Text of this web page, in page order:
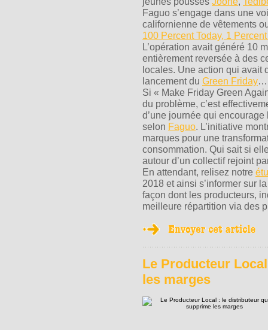
Faguo s’engage dans une
californienne de vêtements
100 Percent Today, 1
L’opération avait généré 10
entièrement reversée à des
locales. Une action qui avait
lancement du Green Friday…
Si « Make Friday Green
du problème, c’est
d’une journée qui
selon Faguo. L’initiative
marques pour une
consommation. Qui sait si
autour d’un collectif rejoint
En attendant, relisez notre
2018 et ainsi s’informer sur
façon dont les producteurs,
meilleure répartition via des
Le Producteur
les marges